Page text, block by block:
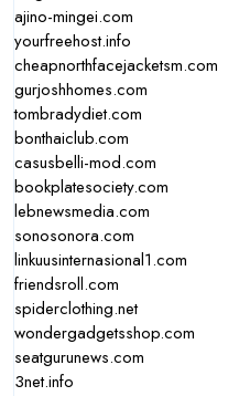
ajino-mingei.com
yourfreehost.info
cheapnorthfacejacketsm.com
gurjoshhomes.com
tombradydiet.com
bonthaiclub.com
casusbelli-mod.com
bookplatesociety.com
lebnewsmedia.com
sonosonora.com
linkuusinternasional1.com
friendsroll.com
spiderclothing.net
wondergadgetsshop.com
seatgurunews.com
3net.info